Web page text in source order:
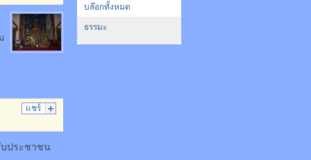
แชร์
บประชาชน
บล๊อกทั้งหมด
ธรรมะ